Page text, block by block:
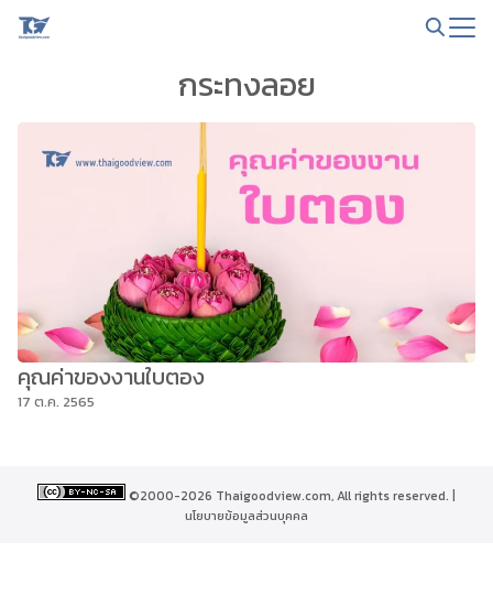
Skip
กระทงลอย
คุณค่าของงานใบตอง
17 ต.ค. 2565
©2000-2026 Thaigoodview.com, All rights reserved. |
นโยบายข้อมูลส่วนบุคคล